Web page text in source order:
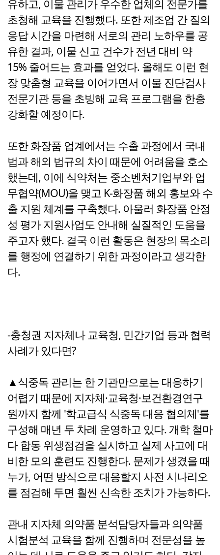
유하고, 이물 관리가 우수한 업체의 전문가를
초청해 교육을 진행했다. 또한 제조업 간 질의
응답 시간을 마련해 서로의 관리 노하우를 공
유한 결과, 이물 신고 건수가 전년 대비 약
15% 줄어드는 효과를 얻었다. 올해도 이런 현
장 맞춤형 교육을 이어가면서 이물 진단검사
전문기관 등을 초빙해 교육 프로그램을 한층
강화할 예정이다.
또한 화장품 업계에서는 수출 과정에서 국내
법과 해외 법규의 차이 때문에 어려움을 호소
했는데, 이에 식약처는 중소벤처기업부와 업
무협약(MOU)을 맺고 K-화장품 해외 홍보와 수
출 지원 체계를 구축했다. 아울러 화장품 안정
성 평가 지원사업도 안내해 실질적인 도움을
주고자 했다. 결국 이런 활동은 현장의 목소리
를 행정에 연결하기 위한 과정이라고 생각한
다.
-충청권 지자체나 교육청, 민간기업 등과 협력
사례가 있다면?
▲식중독 관리는 한 기관만으로는 대응하기
어렵기 때문에 지자체·교육청·보건환경연구
원까지 함께 '학교급식 식중독 대응 협의체'를
구성해 매년 두 차례 운영하고 있다. 개학 철마
다 합동 위생점검을 실시하고 실제 사고에 대
비한 모의 훈련도 진행한다. 문제가 생겼을 때
누가, 어떤 방식으로 대응할지 사전 시나리오
를 점검해 두면 훨씬 신속한 조치가 가능하다.
관내 지자체 의약품 분석담당자들과 의약품
시험분석 교육을 함께 진행하며 전문성을 높